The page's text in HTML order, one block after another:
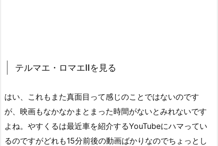
テルマエ・ロマエⅡを見る
はい、これもまた真面目って感じのことではないのです
が、映画もなかなかまとまった時間がないとみれないです
よね。やすくるは最近車を紹介するYouTubeにハマってい
るのですがどれも15分前後の動画ばかりなのでちょっとし